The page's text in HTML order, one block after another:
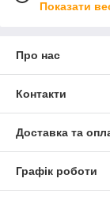
Показати
Про нас
Контакти
Доставка та
Графік роботи